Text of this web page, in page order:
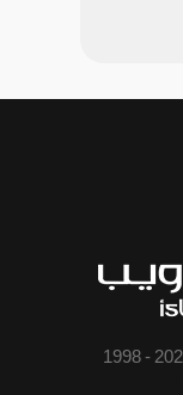
جميع الحقوق محفوظة © 2026 - 1998